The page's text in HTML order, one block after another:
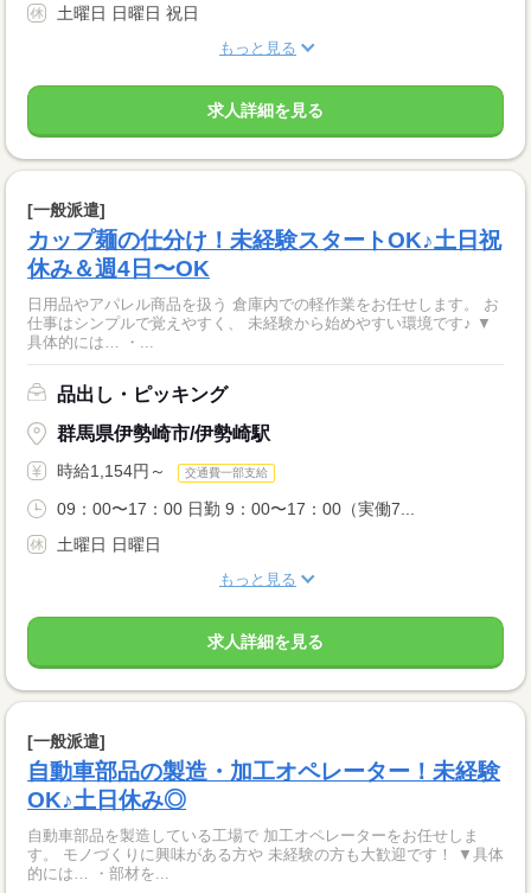
土曜日 日曜日 祝日
もっと見る
求人詳細を見る
[一般派遣]
カップ麺の仕分け！未経験スタートOK♪土日祝
休み＆週4日〜OK
日用品やアパレル商品を扱う 倉庫内での軽作業をお任せします。 お
仕事はシンプルで覚えやすく、 未経験から始めやすい環境です♪ ▼
具体的には… ・...
品出し・ピッキング
群馬県伊勢崎市/伊勢崎駅
時給1,154円～ 交通費一部支給
09：00〜17：00 日勤 9：00〜17：00（実働7...
土曜日 日曜日
もっと見る
求人詳細を見る
[一般派遣]
自動車部品の製造・加工オペレーター！未経験
OK♪土日休み◎
自動車部品を製造している工場で 加工オペレーターをお任せしま
す。 モノづくりに興味がある方や 未経験の方も大歓迎です！ ▼具体
的には… ・部材を...